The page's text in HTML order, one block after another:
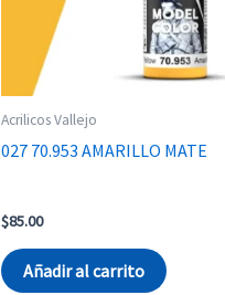
Acrilicos Vallejo
027 70.953 AMARILLO MATE
$85.00
Añadir al carrito